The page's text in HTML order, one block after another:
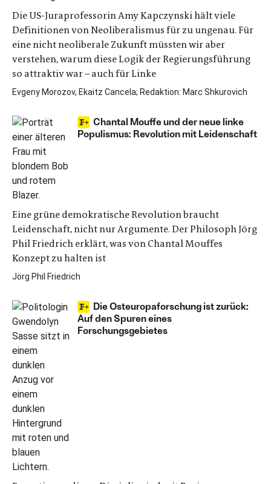
Die US-Juraprofessorin Amy Kapczynski hält viele
Definitionen von Neoliberalismus für zu ungenau. Für
eine nicht neoliberale Zukunft müssten wir aber
verstehen, warum diese Logik der Regierungsführung
so attraktiv war – auch für Linke
Evgeny Morozov, Ekaitz Cancela; Redaktion: Marc Shkurovich
Chantal Mouffe und der neue linke
Populismus: Revolution mit Leidenschaft
Eine grüne demokratische Revolution braucht
Leidenschaft, nicht nur Argumente. Der Philosoph Jörg
Phil Friedrich erklärt, was von Chantal Mouffes
Konzept zu halten ist
Jörg Phil Friedrich
Die Osteuropaforschung ist zurück:
Auf den Spuren eines
Forschungsgebietes